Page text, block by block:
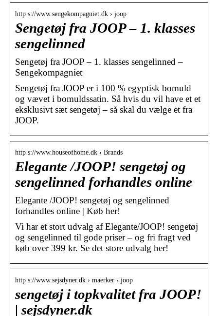
http s://www.sengekompagniet.dk › joop
Sengetøj fra JOOP – 1. klasses
sengelinned
Sengetøj fra JOOP – 1. klasses sengelinned –
Sengekompagniet
Sengetøj fra JOOP er i 100 % egyptisk bomuld
og vævet i bomuldssatin. Så hvis du vil have et et
eksklusivt sæt sengetøj – så skal du vælge et fra
JOOP.
http s://www.houseofhome.dk › Brands
Elegante /JOOP! sengetøj og
sengelinned forhandles online
Elegante /JOOP! sengetøj og sengelinned
forhandles online | Køb her!
Vi har et stort udvalg af Elegante/JOOP! sengetøj
og sengelinned til gode priser – og fri fragt ved
køb over 399 kr. Se det store udvalg her!
http s://www.sejsdyner.dk › maerker › joop
sengetøj i topkvalitet fra JOOP!
| sejsdyner.dk